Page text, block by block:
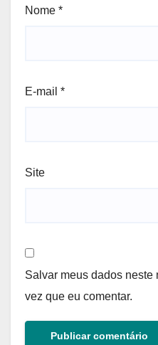
Nome *
E-mail *
Site
Salvar meus dados neste
vez que eu comentar.